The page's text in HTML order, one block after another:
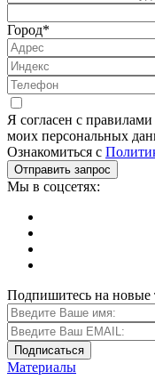
Город*
Я согласен с
моих персональных
Ознакомиться с
Мы в соцсетях:
Подпишитесь на новые
Материалы